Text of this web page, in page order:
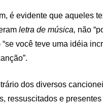
é evidente que aqueles
letra de música, não
você teve uma idéia
dos diversos
ressuscitados e